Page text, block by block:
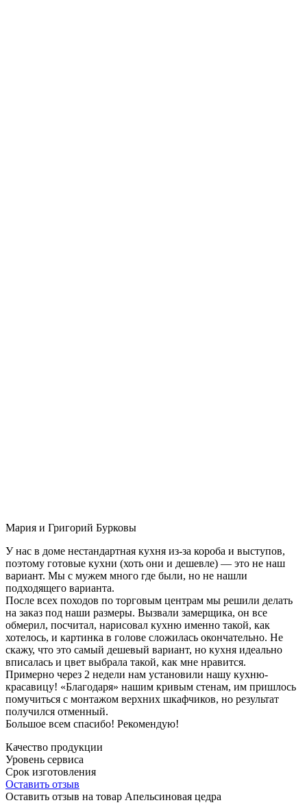
Мария и Григорий Бурковы
У нас в доме нестандартная кухня из-за короба и выступов,
поэтому готовые кухни (хоть они и дешевле) — это не наш
вариант. Мы с мужем много где были, но не нашли
подходящего варианта.
После всех походов по торговым центрам мы решили делать
на заказ под наши размеры. Вызвали замерщика, он все
обмерил, посчитал, нарисовал кухню именно такой, как
хотелось, и картинка в голове сложилась окончательно. Не
скажу, что это самый дешевый вариант, но кухня идеально
вписалась и цвет выбрала такой, как мне нравится.
Примерно через 2 недели нам установили нашу кухню-
красавицу! «Благодаря» нашим кривым стенам, им пришлось
помучиться с монтажом верхних шкафчиков, но результат
получился отменный.
Большое всем спасибо! Рекомендую!
Качество продукции
Уровень сервиса
Срок изготовления
Оставить отзыв
Оставить отзыв на товар Апельсиновая цедра